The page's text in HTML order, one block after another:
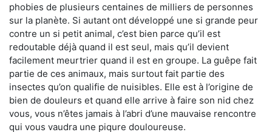
phobies de plusieurs centaines de milliers de personnes
sur la planète. Si autant ont développé une si grande peur
contre un si petit animal, c’est bien parce qu’il est
redoutable déjà quand il est seul, mais qu’il devient
facilement meurtrier quand il est en groupe. La guêpe fait
partie de ces animaux, mais surtout fait partie des
insectes qu’on qualifie de nuisibles. Elle est à l’origine de
bien de douleurs et quand elle arrive à faire son nid chez
vous, vous n’êtes jamais à l’abri d’une mauvaise rencontre
qui vous vaudra une piqure douloureuse.